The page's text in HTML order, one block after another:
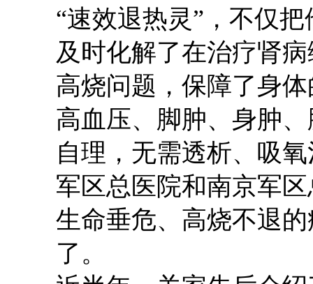
“速效退热灵”，不仅
及时化解了在治疗肾
高烧问题，保障了身
高血压、脚肿、身肿
自理，无需透析、 吸
军区总医院和南京军
生命垂危、高烧不退
了。